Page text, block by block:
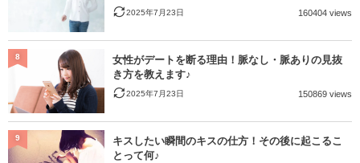
2025年7月23日 160404 views
女性がデートを断る理由！脈なし・脈ありの見抜
き方を教えます♪
2025年7月23日 150869 views
8
キスしたい瞬間のキスの仕方！その後に起こるこ
とって何♪
9